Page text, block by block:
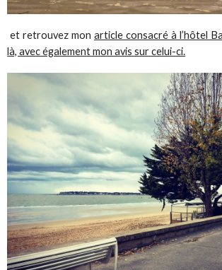
et retrouvez monarticle consacré à l’hôtel
là, avec également mon avis sur celui-ci.